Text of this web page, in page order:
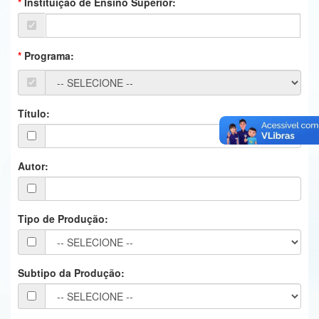
Ministério da Ciência, Tecnologia, Inovações e Comunicações
Ministério do Turismo
Controladoria-Geral da União
Secretaria-Geral
Secretaria de Governo
Gabinete de Segurança Institucional
Advocacia-Geral da União
Banco Central do Brasil
Programa:
Título:
Autor:
Tipo de Produção:
Subtipo da Produção: